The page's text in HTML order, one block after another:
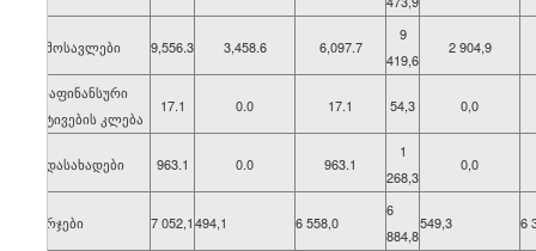
შემოსავლები 9,556.3 3,458.6 6,097.7
9
419,6
2 904,9
არაფინანსური
აქტივების კლება
17.1 0.0 17.1 54,3 0,0
გადასახადები 963.1 0.0 963.1
1
268,3
0,0
ხარჯები 7 052,1494,1 6 558,0
6
884,8
549,3 6